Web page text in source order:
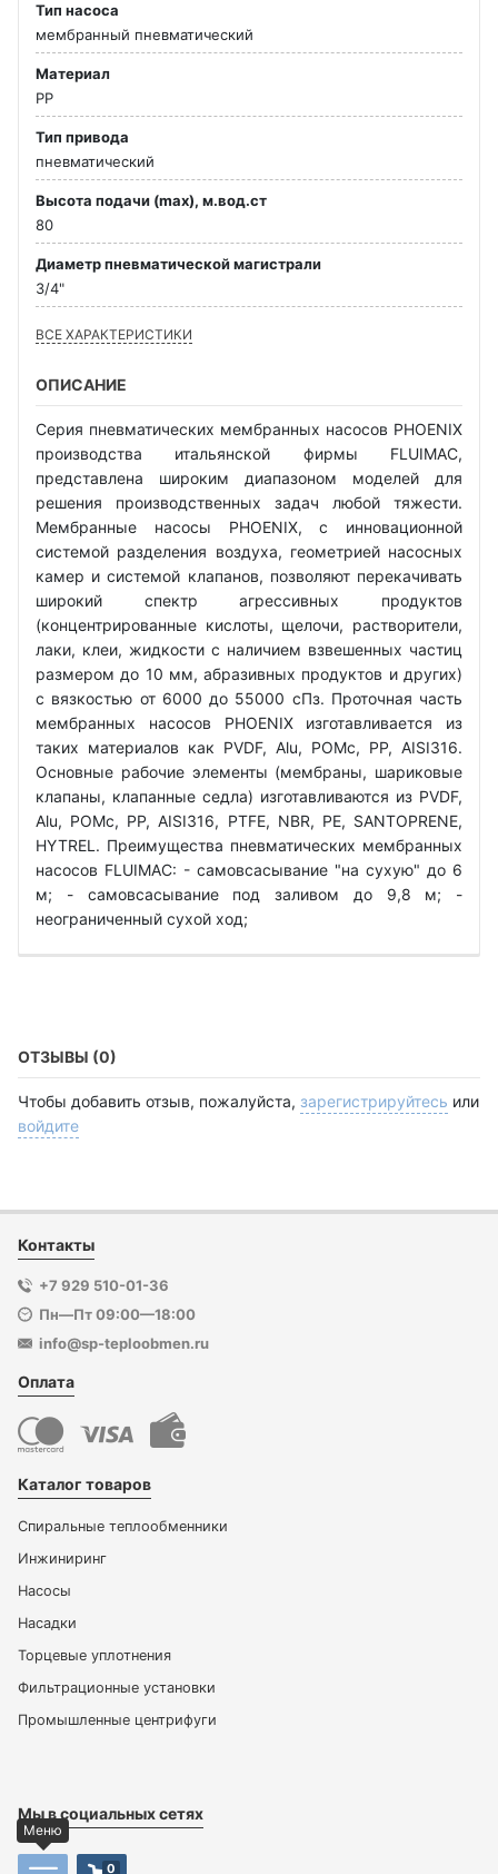
Тип насоса
мембранный пневматический
Материал
PP
Тип привода
пневматический
Высота подачи (max), м.вод.ст
80
Диаметр пневматической магистрали
3/4"
ВСЕ ХАРАКТЕРИСТИКИ
ОПИСАНИЕ
Серия пневматических мембранных насосов PHOENIX
производства итальянской фирмы FLUIMAC,
представлена широким диапазоном моделей для
решения производственных задач любой тяжести.
Мембранные насосы PHOENIX, с инновационной
системой разделения воздуха, геометрией насосных
камер и системой клапанов, позволяют перекачивать
широкий спектр агрессивных продуктов
(концентрированные кислоты, щелочи, растворители,
лаки, клеи, жидкости с наличием взвешенных частиц
размером до 10 мм, абразивных продуктов и других)
с вязкостью от 6000 до 55000 сПз. Проточная часть
мембранных насосов PHOENIX изготавливается из
таких материалов как PVDF, Alu, POMc, PP, AISI316.
Основные рабочие элементы (мембраны, шариковые
клапаны, клапанные седла) изготавливаются из PVDF,
Alu, POMc, PP, AISI316, PTFE, NBR, PE, SANTOPRENE,
HYTREL. Преимущества пневматических мембранных
насосов FLUIMAC: - самовсасывание "на сухую" до 6
м; - самовсасывание под заливом до 9,8 м; -
неограниченный сухой ход;
ОТЗЫВЫ (0)
Чтобы добавить отзыв, пожалуйста, зарегистрируйтесь или
войдите
Контакты
+7 929 510-01-36
Пн—Пт 09:00—18:00
info@sp-teploobmen.ru
Оплата
Каталог товаров
Спиральные теплообменники
Инжиниринг
Насосы
Насадки
Торцевые уплотнения
Фильтрационные установки
Промышленные центрифуги
Мы в социальных сетях
Меню
0